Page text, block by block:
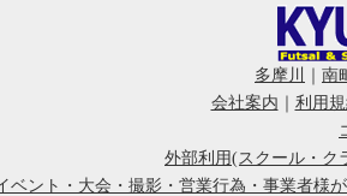
多摩川
南
会社案内
利用
外部利用(スクール・ク
ベント・大会・撮影・営業行為・事業者様